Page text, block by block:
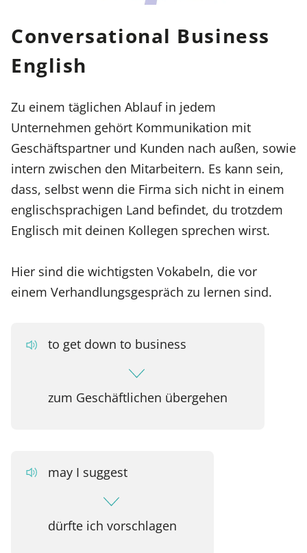
Conversational Business
English
Zu einem täglichen Ablauf in jedem
Unternehmen gehört Kommunikation mit
Geschäftspartner und Kunden nach außen, sowie
intern zwischen den Mitarbeitern. Es kann sein,
dass, selbst wenn die Firma sich nicht in einem
englischsprachigen Land befindet, du trotzdem
Englisch mit deinen Kollegen sprechen wirst.
Hier sind die wichtigsten Vokabeln, die vor
einem Verhandlungsgespräch zu lernen sind.
to get down to business
zum Geschäftlichen übergehen
may I suggest
dürfte ich vorschlagen